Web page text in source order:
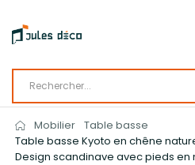
Mobilier Table basse
Table basse Kyoto en chêne
Design scandinave avec pieds en